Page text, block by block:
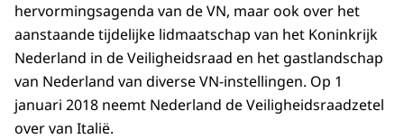
hervormingsagenda van de VN, maar ook over het
aanstaande tijdelijke lidmaatschap van het Koninkrijk
Nederland in de Veiligheidsraad en het gastlandschap
van Nederland van diverse VN-instellingen. Op 1
januari 2018 neemt Nederland de Veiligheidsraadzetel
over van Italië.